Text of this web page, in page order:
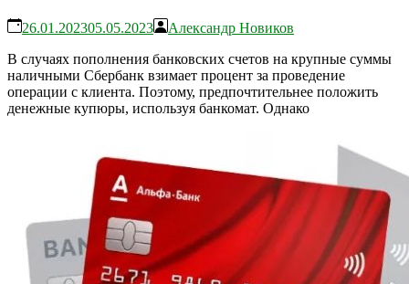
26.01.202305.05.2023
Александр Новиков
В случаях пополнения банковских счетов на крупные суммы
наличными Сбербанк взимает процент за проведение
операции с клиента. Поэтому, предпочтительнее положить
денежные купюры, используя банкомат. Однако